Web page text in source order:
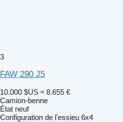
3
FAW 290 J5
10.000 $US ≈ 8.655 €
Camion-benne
État neuf
Configuration de l'essieu 6x4